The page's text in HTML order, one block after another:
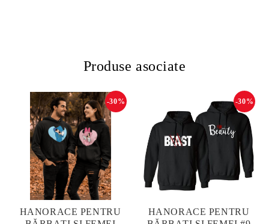
Produse asociate
HANORACE PENTRU
-30%
HANORACE PENTRU
-30%